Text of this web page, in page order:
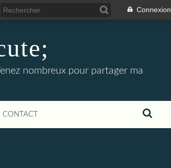
Connexion
nombreux pour partager ma
CONTACT